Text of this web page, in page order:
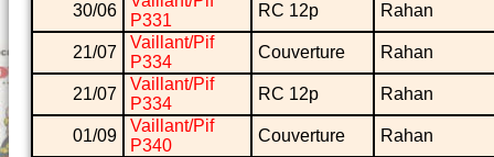
30/06
P331
RC 12p Rahan
21/07
Vaillant/Pif
P334
Couverture Rahan
21/07
Vaillant/Pif
P334
RC 12p Rahan
01/09
Vaillant/Pif
P340
Couverture Rahan